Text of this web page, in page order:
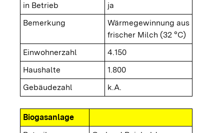
in Betrieb
ja
Bemerkung
Wärmegewinnung aus
frischer Milch (32 °C)
Einwohnerzahl
4.150
Haushalte
1.800
Gebäudezahl
k.A.
Biogasanlage